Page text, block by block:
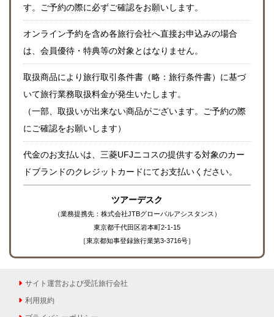
す。ご予約の際に必ずご確認をお願いします。
オンライン予約を含め各旅行会社へ直接お申込みの場合
は、会員優待・特典等の対象とはなりません。
取扱商品により旅行取引条件書（略：旅行条件書）に基づ
いて旅行業務取扱料金が発生いたします。
（一部、取扱いが出来ない商品がございます。ご予約の際
にご確認をお願いします）
代金のお支払いは、三菱UFJニコスの提供する対象のカー
ドブランドのクレジットカードにてお支払いください。
ツアーデスク
（業務提携先：株式会社JTBグローバルアシスタンス）
東京都千代田区岩本町2-1-15
［東京都知事登録旅行業第3-3716号］
サイト運営および受託旅行会社
利用規約